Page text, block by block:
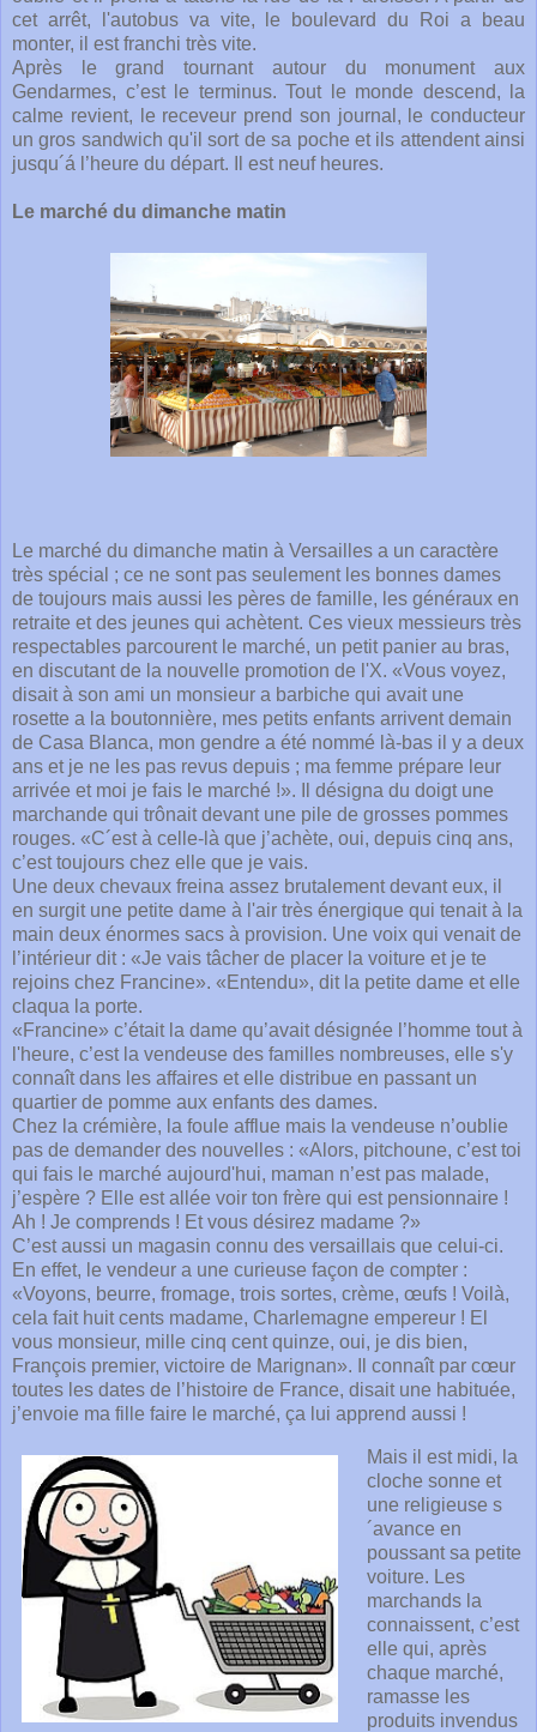
cet arrêt, l'autobus va vite, le boulevard du Roi a beau
monter, il est franchi très vite.
Après le grand tournant autour du monument aux
Gendarmes, c’est le terminus. Tout le monde descend, la
calme revient, le receveur prend son journal, le conducteur
un gros sandwich qu'il sort de sa poche et ils attendent ainsi
jusqu´á l’heure du départ. Il est neuf heures.
Le marché du dimanche matin
Le marché du dimanche matin à Versailles a un caractère
très spécial ; ce ne sont pas seulement les bonnes dames
de toujours mais aussi les pères de famille, les généraux en
retraite et des jeunes qui achètent. Ces vieux messieurs très
respectables parcourent le marché, un petit panier au bras,
en discutant de la nouvelle promotion de l'X. «Vous voyez,
disait à son ami un monsieur a barbiche qui avait une
rosette a la boutonnière, mes petits enfants arrivent demain
de Casa Blanca, mon gendre a été nommé là-bas il y a deux
ans et je ne les pas revus depuis ; ma femme prépare leur
arrivée et moi je fais le marché !». Il désigna du doigt une
marchande qui trônait devant une pile de grosses pommes
rouges. «C´est à celle-là que j’achète, oui, depuis cinq ans,
c’est toujours chez elle que je vais.
Une deux chevaux freina assez brutalement devant eux, il
en surgit une petite dame à l'air très énergique qui tenait à la
main deux énormes sacs à provision. Une voix qui venait de
l’intérieur dit : «Je vais tâcher de placer la voiture et je te
rejoins chez Francine». «Entendu», dit la petite dame et elle
claqua la porte.
«Francine» c’était la dame qu’avait désignée l’homme tout à
l'heure, c’est la vendeuse des familles nombreuses, elle s'y
connaît dans les affaires et elle distribue en passant un
quartier de pomme aux enfants des dames.
Chez la crémière, la foule afflue mais la vendeuse n’oublie
pas de demander des nouvelles : «Alors, pitchoune, c’est toi
qui fais le marché aujourd'hui, maman n’est pas malade,
j’espère ? Elle est allée voir ton frère qui est pensionnaire !
Ah ! Je comprends ! Et vous désirez madame ?»
C’est aussi un magasin connu des versaillais que celui-ci.
En effet, le vendeur a une curieuse façon de compter :
«Voyons, beurre, fromage, trois sortes, crème, œufs ! Voilà,
cela fait huit cents madame, Charlemagne empereur ! El
vous monsieur, mille cinq cent quinze, oui, je dis bien,
François premier, victoire de Marignan». Il connaît par cœur
toutes les dates de l’histoire de France, disait une habituée,
j’envoie ma fille faire le marché, ça lui apprend aussi !
Mais il est midi, la
cloche sonne et
une religieuse s
´avance en
poussant sa petite
voiture. Les
marchands la
connaissent, c’est
elle qui, après
chaque marché,
ramasse les
produits invendus